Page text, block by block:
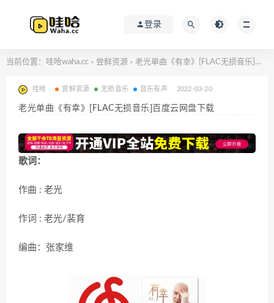
登录
当前位置： 哇哈waha.cc > 尝鲜资源 > 老光单曲《有幸》[FLAC无损音乐]百度云网盘下载
哇哈 尝鲜资源 无损音乐 音乐有声 2022-03-20
老光单曲《有幸》[FLAC无损音乐]百度云网盘下载
歌词：
作曲 : 老光
作词 : 老光/裴育
编曲：张家维